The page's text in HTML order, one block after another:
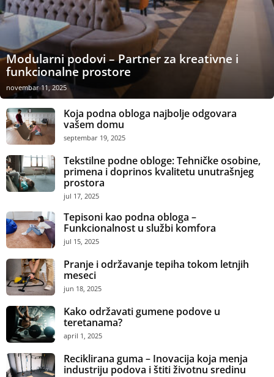
Modularni podovi – Partner za kreativne i
funkcionalne prostore
novembar 11, 2025
Koja podna obloga najbolje odgovara
vašem domu
septembar 19, 2025
Tekstilne podne obloge: Tehničke osobine,
primena i doprinos kvalitetu unutrašnjeg
prostora
jul 17, 2025
Tepisoni kao podna obloga –
Funkcionalnost u službi komfora
jul 15, 2025
Pranje i održavanje tepiha tokom letnjih
meseci
jun 18, 2025
Kako održavati gumene podove u
teretanama?
april 1, 2025
Reciklirana guma – Inovacija koja menja
industriju podova i štiti životnu sredinu